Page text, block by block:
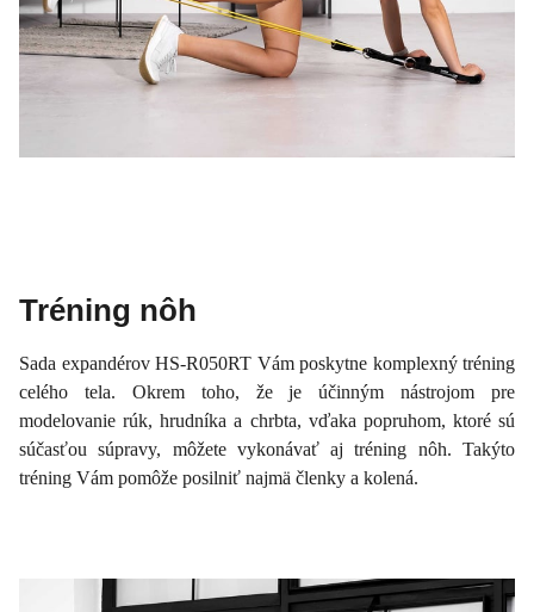
Tréning nôh
Sada expandérov HS-R050RT Vám poskytne komplexný tréning
celého tela. Okrem toho, že je účinným nástrojom pre
modelovanie rúk, hrudníka a chrbta, vďaka popruhom, ktoré sú
súčasťou súpravy, môžete vykonávať aj tréning nôh. Takýto
tréning Vám pomôže posilniť najmä členky a kolená.